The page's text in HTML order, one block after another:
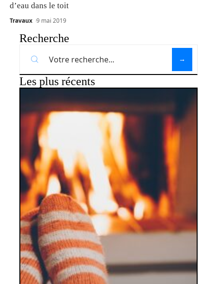
d’eau dans le toit
Travaux 9 mai 2019
Recherche
Les plus récents